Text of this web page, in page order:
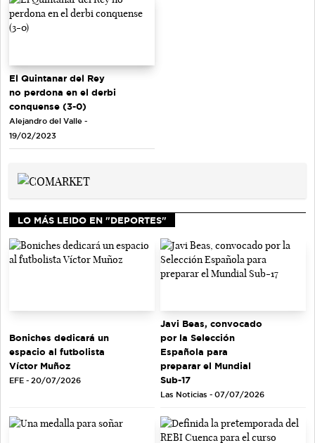
El Quintanar del Rey
no perdona en el derbi
conquense (3-0)
Alejandro del Valle -
19/02/2023
LO MÁS LEIDO EN "DEPORTES"
Boniches dedicará un
espacio al futbolista
Víctor Muñoz
EFE - 20/07/2026
Javi Beas, convocado
por la Selección
Española para
preparar el Mundial
Sub-17
Las Noticias - 07/07/2026